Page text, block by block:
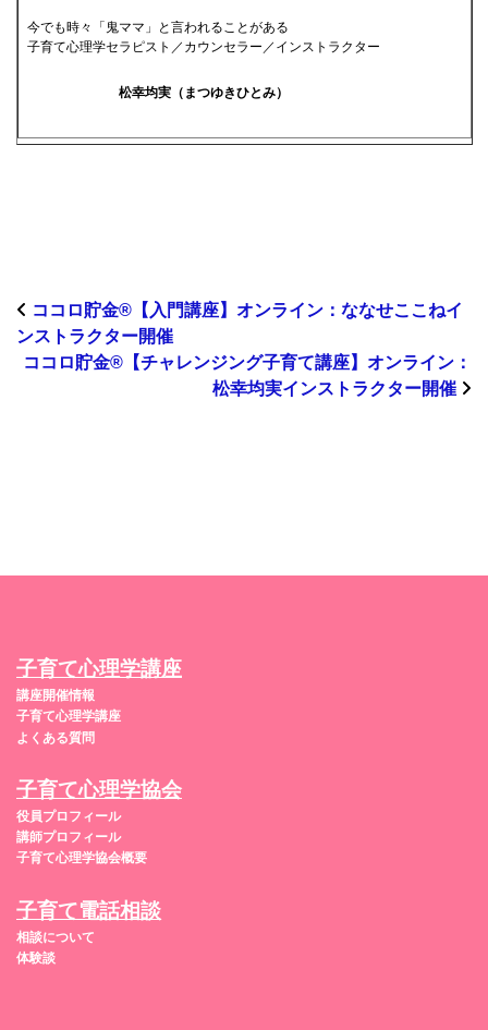
今でも時々「鬼ママ」と言われることがある
子育て心理学セラピスト／カウンセラー／インストラクター
松幸均実（まつゆきひとみ）
ココロ貯金®︎【入門講座】オンライン：ななせここねイ
ンストラクター開催
ココロ貯金®︎【チャレンジング子育て講座】オンライン：
松幸均実インストラクター開催
子育て心理学講座
講座開催情報
子育て心理学講座
よくある質問
子育て心理学協会
役員プロフィール
講師プロフィール
子育て心理学協会概要
子育て電話相談
相談について
体験談